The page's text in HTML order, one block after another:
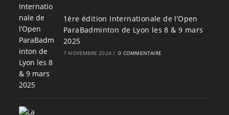
1ère édition Internationale de l’Open
ParaBadminton de Lyon les 8 & 9 mars
2025
7 NOVEMBRE 2024 / 0 COMMENTAIRE